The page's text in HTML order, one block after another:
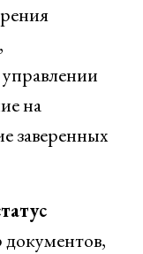
на
заверенных
документов,